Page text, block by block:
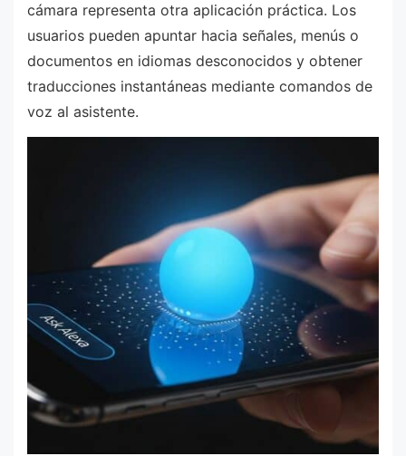
cámara representa otra aplicación práctica. Los
usuarios pueden apuntar hacia señales, menús o
documentos en idiomas desconocidos y obtener
traducciones instantáneas mediante comandos de
voz al asistente.